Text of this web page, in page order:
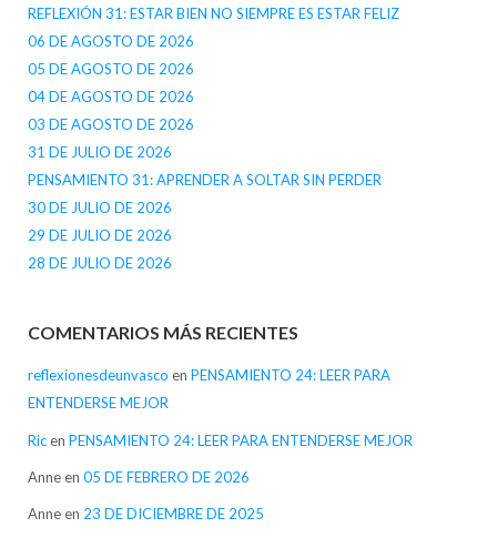
REFLEXIÓN 31: ESTAR BIEN NO SIEMPRE ES ESTAR FELIZ
06 DE AGOSTO DE 2026
05 DE AGOSTO DE 2026
04 DE AGOSTO DE 2026
03 DE AGOSTO DE 2026
31 DE JULIO DE 2026
PENSAMIENTO 31: APRENDER A SOLTAR SIN PERDER
30 DE JULIO DE 2026
29 DE JULIO DE 2026
28 DE JULIO DE 2026
COMENTARIOS MÁS RECIENTES
reflexionesdeunvasco en PENSAMIENTO 24: LEER PARA
ENTENDERSE MEJOR
Ricen PENSAMIENTO 24: LEER PARA ENTENDERSE MEJOR
Anneen 05 DE FEBRERO DE 2026
Anneen 23 DE DICIEMBRE DE 2025